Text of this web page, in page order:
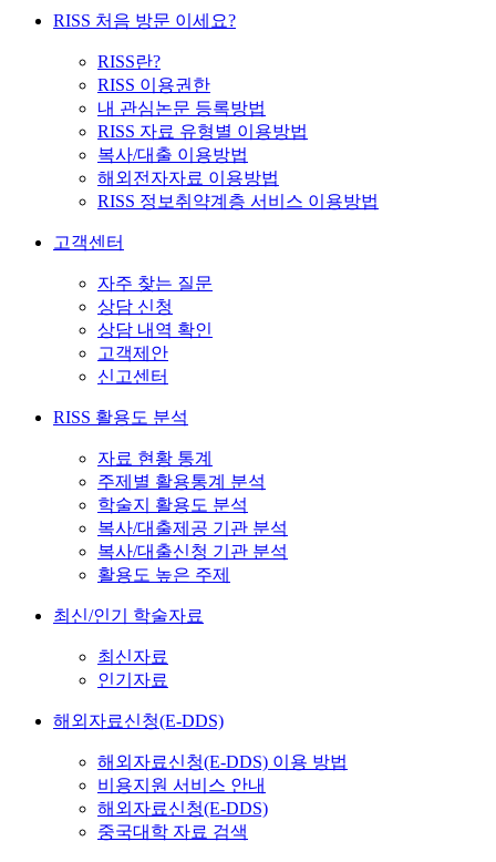
RISS 처음 방문 이세요?
RISS란?
RISS 이용권한
내 관심논문 등록방법
RISS 자료 유형별 이용방법
복사/대출 이용방법
해외전자자료 이용방법
RISS 정보취약계층 서비스 이용방법
고객센터
자주 찾는 질문
상담 신청
상담 내역 확인
고객제안
신고센터
RISS 활용도 분석
자료 현황 통계
주제별 활용통계 분석
학술지 활용도 분석
복사/대출제공 기관 분석
복사/대출신청 기관 분석
활용도 높은 주제
최신/인기 학술자료
최신자료
인기자료
해외자료신청(E-DDS)
해외자료신청(E-DDS) 이용 방법
비용지원 서비스 안내
해외자료신청(E-DDS)
중국대학 자료 검색